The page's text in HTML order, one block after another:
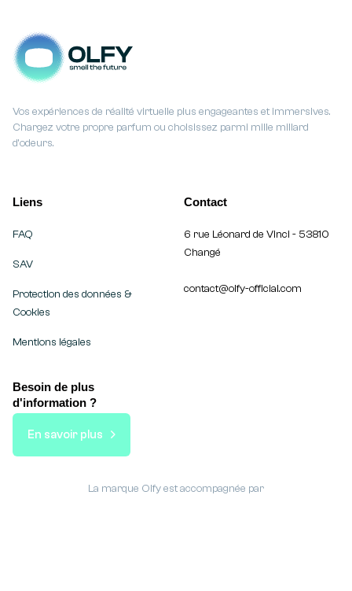
Vos expériences de réalité virtuelle plus engageantes et immersives.
Chargez votre propre parfum ou choisissez parmi mille millard
d'odeurs.
Liens
FAQ
SAV
Protection des données &
Cookies
Mentions légales
Contact
6 rue Léonard de Vinci - 53810
Changé
contact@olfy-official.com
Besoin de plus
d'information ?
En savoir plus
La marque Olfy est accompagnée par